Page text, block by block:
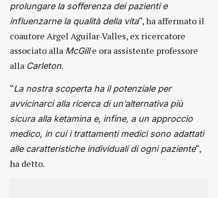
prolungare la sofferenza dei pazienti e
influenzarne la qualità della vita“, ha affermato il
coautore Argel Aguilar-Valles, ex ricercatore
associato alla McGille ora assistente professore
alla Carleton.
“La nostra scoperta ha il potenziale per
avvicinarci alla ricerca di un’alternativa più
sicura alla ketamina e, infine, a un approccio
medico, in cui i trattamenti medici sono adattati
alle caratteristiche individuali di ogni paziente“,
ha detto.